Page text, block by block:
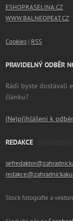
ESHOP.RASELINA.CZ
WWW.BALNEOPEAT.CZ
Cookies | RSS
PRAVIDELNÝ ODBĚR
Rádi byste dostávali
článku?
(Ne)přihlášení k
REDAKCE
Stock fotografie a